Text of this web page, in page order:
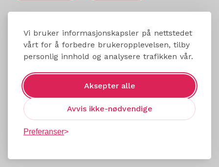
Vi bruker informasjonskapsler på nettstedet
vårt for å forbedre brukeropplevelsen, tilby
personlig innhold og analysere trafikken vår.
Aksepter alle
Avvis ikke-nødvendige
Preferanser